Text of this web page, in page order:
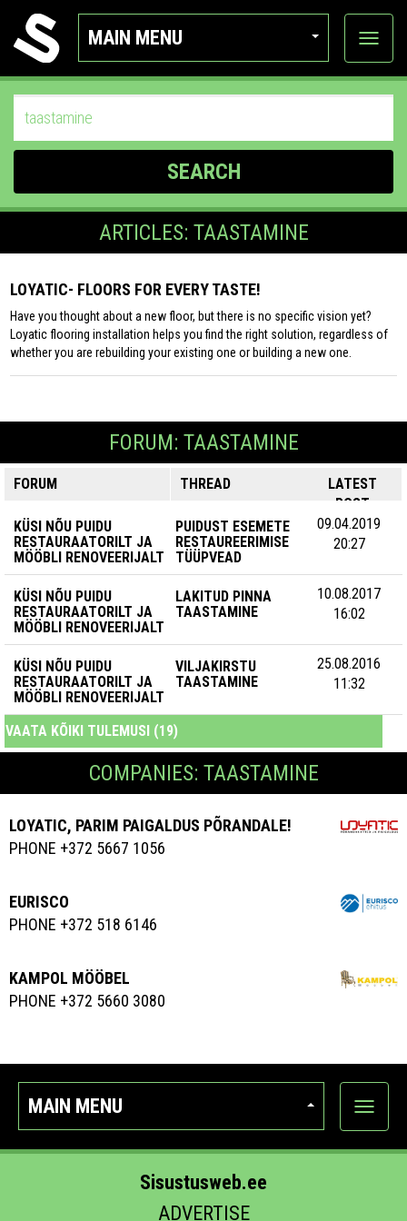
MAIN MENU
View
SEARCH
ARTICLES: TAASTAMINE
LOYATIC- FLOORS FOR EVERY TASTE!
Have you thought about a new floor, but there is no specific vision yet?
Loyatic flooring installation helps you find the right solution, regardless of
whether you are rebuilding your existing one or building a new one.
FORUM: TAASTAMINE
FORUM THREAD
LATEST
POST
KÜSI NÕU PUIDU
RESTAURAATORILT JA
MÖÖBLI RENOVEERIJALT
PUIDUST ESEMETE
RESTAUREERIMISE
TÜÜPVEAD
09.04.2019
20:27
KÜSI NÕU PUIDU
RESTAURAATORILT JA
MÖÖBLI RENOVEERIJALT
LAKITUD PINNA
TAASTAMINE
10.08.2017
16:02
KÜSI NÕU PUIDU
RESTAURAATORILT JA
MÖÖBLI RENOVEERIJALT
VILJAKIRSTU
TAASTAMINE
25.08.2016
11:32
VAATA KÕIKI TULEMUSI (19)
COMPANIES: TAASTAMINE
LOYATIC, PARIM PAIGALDUS PÕRANDALE!
PHONE +372 5667 1056
EURISCO
PHONE +372 518 6146
KAMPOL MÖÖBEL
PHONE +372 5660 3080
MAIN MENU
Show
Sisustusweb.ee
ADVERTISE